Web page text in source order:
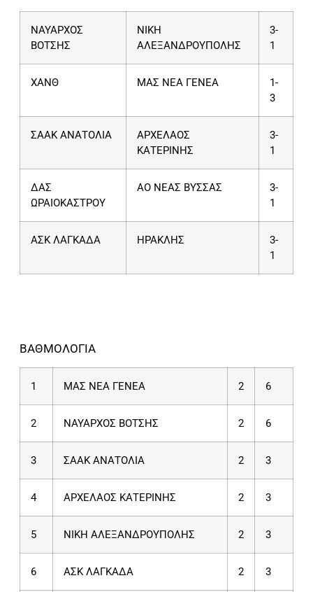
ΝΑΥΑΡΧΟΣ
ΒΟΤΣΗΣ
ΝΙΚΗ
ΑΛΕΞΑΝΔΡΟΥΠΟΛΗΣ
3-
1
ΧΑΝΘ ΜΑΣ ΝΕΑ ΓΕΝΕΑ
1-
3
ΣΑΑΚ ΑΝΑΤΟΛΙΑ
ΑΡΧΕΛΑΟΣ
ΚΑΤΕΡΙΝΗΣ
3-
1
ΔΑΣ
ΩΡΑΙΟΚΑΣΤΡΟΥ
ΑΟ ΝΕΑΣ ΒΥΣΣΑΣ
3-
1
ΑΣΚ ΛΑΓΚΑΔΑ ΗΡΑΚΛΗΣ
3-
1
ΒΑΘΜΟΛΟΓΙΑ
1 ΜΑΣ ΝΕΑ ΓΕΝΕΑ 2 6
2 ΝΑΥΑΡΧΟΣ ΒΟΤΣΗΣ 2 6
3 ΣΑΑΚ ΑΝΑΤΟΛΙΑ 2 3
4 ΑΡΧΕΛΑΟΣ ΚΑΤΕΡΙΝΗΣ 2 3
5 ΝΙΚΗ ΑΛΕΞΑΝΔΡΟΥΠΟΛΗΣ 2 3
6 ΑΣΚ ΛΑΓΚΑΔΑ 2 3